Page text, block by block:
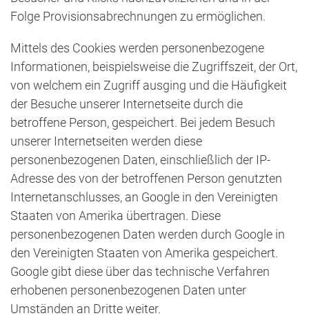
Folge Provisionsabrechnungen zu ermöglichen.
Mittels des Cookies werden personenbezogene
Informationen, beispielsweise die Zugriffszeit, der Ort,
von welchem ein Zugriff ausging und die Häufigkeit
der Besuche unserer Internetseite durch die
betroffene Person, gespeichert. Bei jedem Besuch
unserer Internetseiten werden diese
personenbezogenen Daten, einschließlich der IP-
Adresse des von der betroffenen Person genutzten
Internetanschlusses, an Google in den Vereinigten
Staaten von Amerika übertragen. Diese
personenbezogenen Daten werden durch Google in
den Vereinigten Staaten von Amerika gespeichert.
Google gibt diese über das technische Verfahren
erhobenen personenbezogenen Daten unter
Umständen an Dritte weiter.